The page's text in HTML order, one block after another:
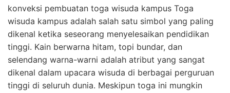
konveksi pembuatan toga wisuda kampus Toga
wisuda kampus adalah salah satu simbol yang paling
dikenal ketika seseorang menyelesaikan pendidikan
tinggi. Kain berwarna hitam, topi bundar, dan
selendang warna-warni adalah atribut yang sangat
dikenal dalam upacara wisuda di berbagai perguruan
tinggi di seluruh dunia. Meskipun toga ini mungkin